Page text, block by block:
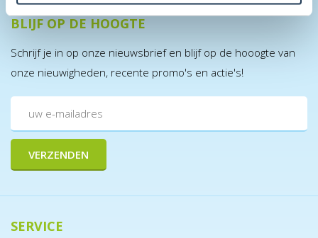
BLIJF OP DE HOOGTE
Schrijf je in op onze nieuwsbrief en blijf op de hooogte van
onze nieuwigheden, recente promo's en actie's!
SERVICE